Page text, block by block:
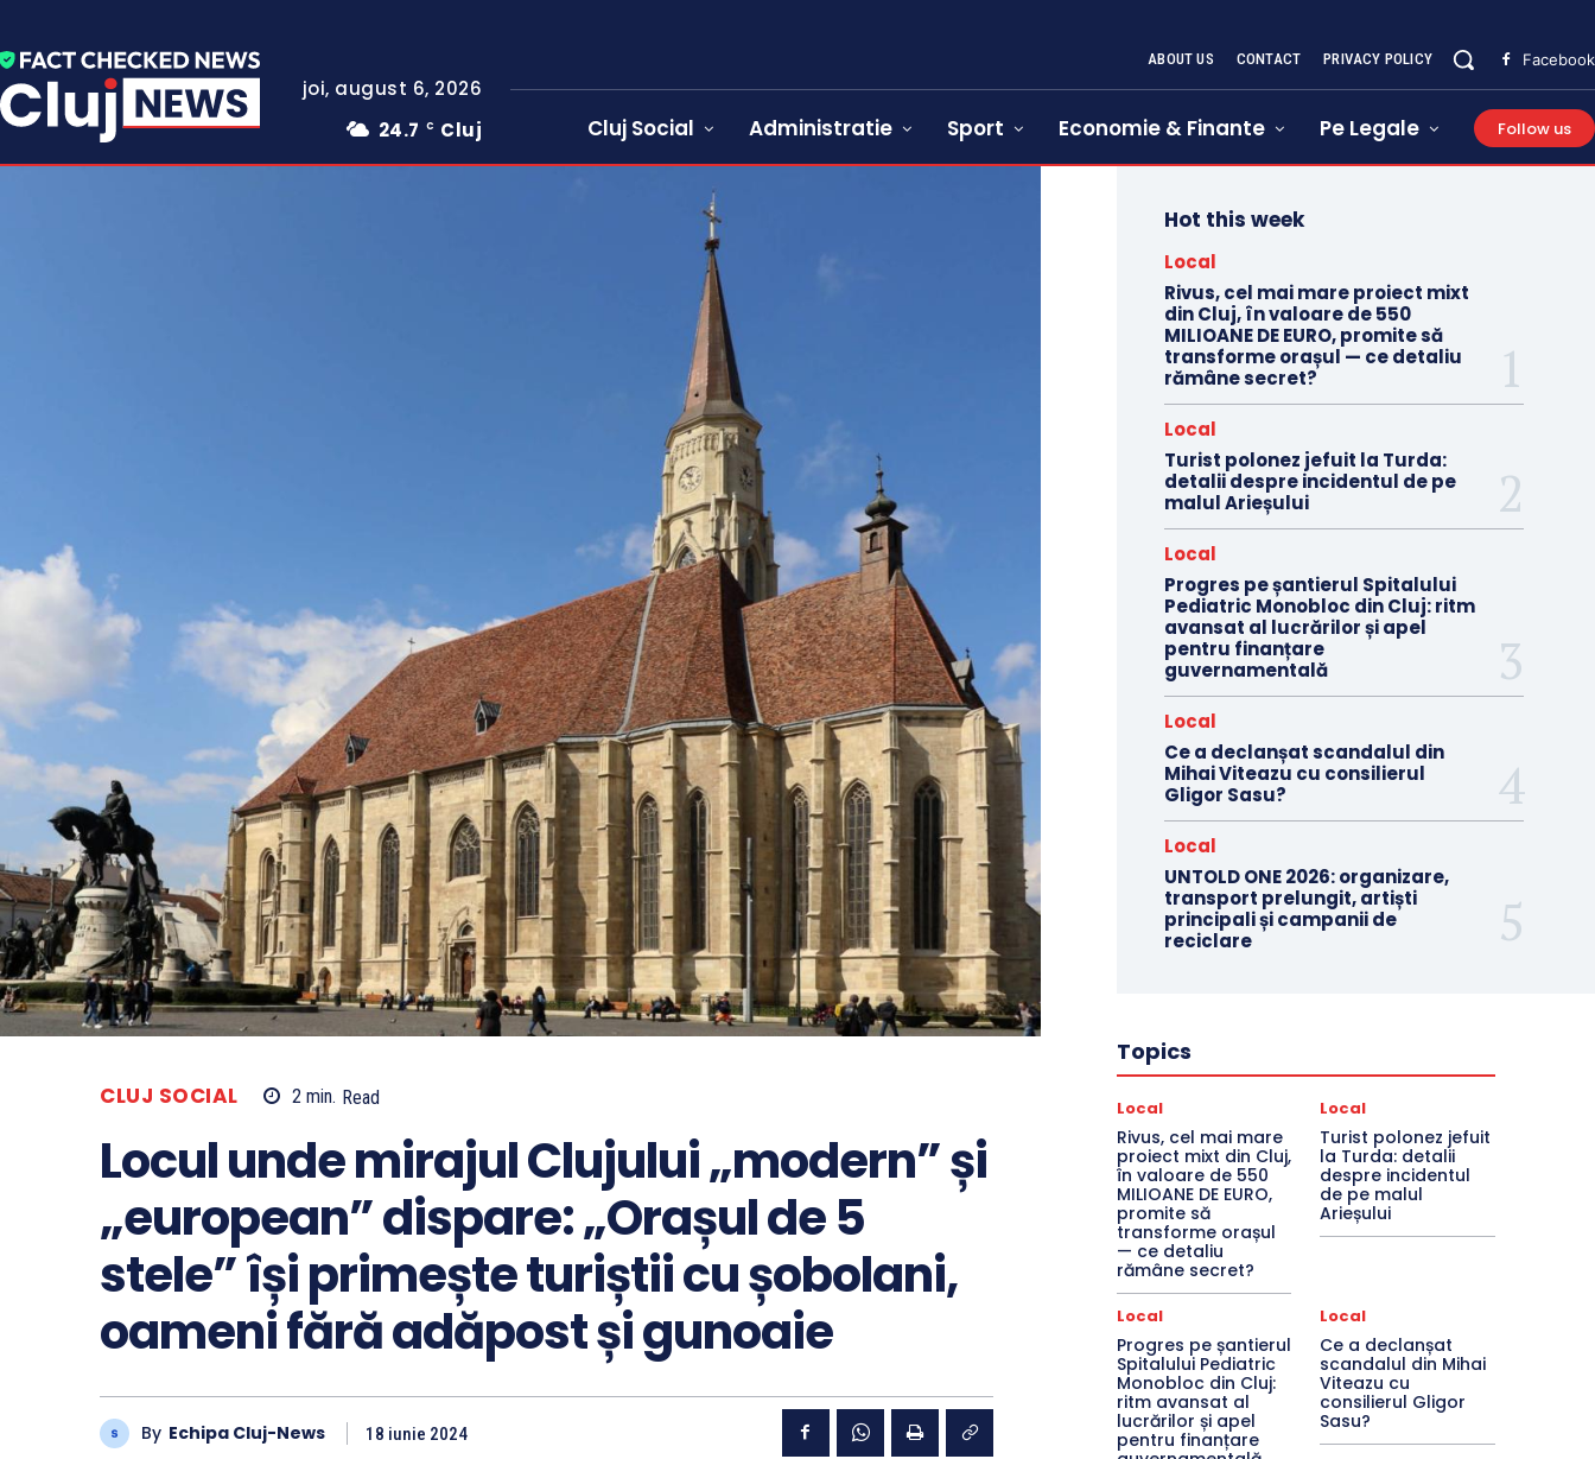
joi, august 6, 2026
24.7
C Cluj
ABOUT US CONTACT PRIVACY POLICY Facebook
Cluj Social Administratie Sport Economie & Finante Pe Legale Follow us
CLUJ SOCIAL 2 min. Read
Locul unde mirajul Clujului „modern” și
„european” dispare: „Orașul de 5
stele” își primește turiștii cu șobolani,
oameni fără adăpost și gunoaie
By Echipa Cluj-News 18 iunie 2024
Hot this week
Local
Rivus, cel mai mare proiect mixt
din Cluj, în valoare de 550
MILIOANE DE EURO, promite să
transforme orașul — ce detaliu
rămâne secret?
Local
Turist polonez jefuit la Turda:
detalii despre incidentul de pe
malul Arieșului
Local
Progres pe șantierul Spitalului
Pediatric Monobloc din Cluj: ritm
avansat al lucrărilor și apel
pentru finanțare
guvernamentală
Local
Ce a declanșat scandalul din
Mihai Viteazu cu consilierul
Gligor Sasu?
Local
UNTOLD ONE 2026: organizare,
transport prelungit, artiști
principali și campanii de
reciclare
Topics
Local
Rivus, cel mai mare
proiect mixt din Cluj,
în valoare de 550
MILIOANE DE EURO,
promite să
transforme orașul
— ce detaliu
rămâne secret?
Local
Turist polonez jefuit
la Turda: detalii
despre incidentul
de pe malul
Arieșului
Local
Progres pe șantierul
Spitalului Pediatric
Monobloc din Cluj:
ritm avansat al
lucrărilor și apel
pentru finanțare
Local
Ce a declanșat
scandalul din Mihai
Viteazu cu
consilierul Gligor
Sasu?